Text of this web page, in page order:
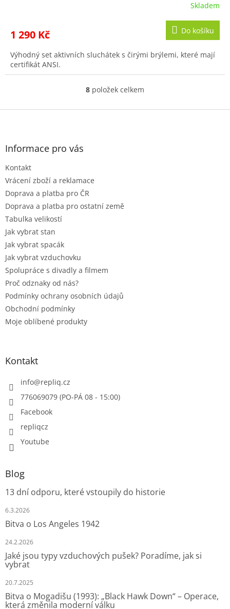
Skladem
1 290 Kč Do košíku
Výhodný set aktivních sluchátek s čirými brýlemi, které mají
certifikát ANSI.
O
l
y
8 položek celkem
Z
Informace pro vás
Kontakt
Vrácení zboží a reklamace
Doprava a platba pro ČR
Doprava a platba pro ostatní země
Tabulka velikostí
Jak vybrat stan
Jak vybrat spacák
Jak vybrat vzduchovku
Spolupráce s divadly a filmem
Proč odznaky od nás?
Podmínky ochrany osobních údajů
Obchodní podmínky
Moje oblíbené produkty
Kontakt
info@repliq.cz
776069079 (PO-PÁ 08 - 15:00)
Facebook
repliqcz
Youtube
Blog
13 dní odporu, které vstoupily do historie
6.3.2026
Bitva o Los Angeles 1942
24.2.2026
Jaké jsou typy vzduchových pušek? Poradíme, jak si
vybrat
20.7.2025
Bitva o Mogadišu (1993): „Black Hawk Down“ – Operace,
která změnila moderní válku